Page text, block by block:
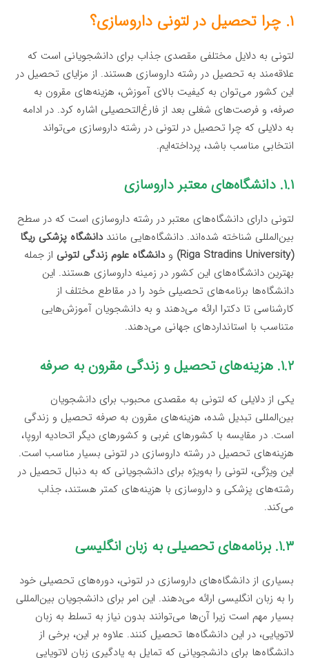
۱. چرا تحصیل در لتونی داروسازی؟
لتونی به دلایل مختلفی مقصدی جذاب برای دانشجویانی است که
علاقه‌مند به تحصیل در رشته داروسازی هستند. از مزایای تحصیل در
این کشور می‌توان به کیفیت بالای آموزش، هزینه‌های مقرون به
صرفه، و فرصت‌های شغلی بعد از فارغ‌التحصیلی اشاره کرد. در ادامه
به دلایلی که چرا تحصیل در لتونی در رشته داروسازی می‌تواند
انتخابی مناسب باشد، پرداخته‌ایم.
۱.۱. دانشگاه‌های معتبر داروسازی
لتونی دارای دانشگاه‌های معتبر در رشته داروسازی است که در سطح
بین‌المللی شناخته شده‌اند. دانشگاه‌هایی ماننددانشگاه پزشکی ریگا
(Riga Stradins University)
ودانشگاه علوم زندگی لتونی از جمله
بهترین دانشگاه‌های این کشور در زمینه داروسازی هستند. این
دانشگاه‌ها برنامه‌های تحصیلی خود را در مقاطع مختلف از
کارشناسی تا دکترا ارائه می‌دهند و به دانشجویان آموزش‌هایی
متناسب با استانداردهای جهانی می‌دهند.
۱.۲. هزینه‌های تحصیل و زندگی مقرون به صرفه
یکی از دلایلی که لتونی به مقصدی محبوب برای دانشجویان
بین‌المللی تبدیل شده، هزینه‌های مقرون به صرفه تحصیل و زندگی
است. در مقایسه با کشورهای غربی و کشورهای دیگر اتحادیه اروپا،
هزینه‌های تحصیل در رشته داروسازی در لتونی بسیار مناسب است.
این ویژگی، لتونی را به‌ویژه برای دانشجویانی که به دنبال تحصیل در
رشته‌های پزشکی و داروسازی با هزینه‌های کمتر هستند، جذاب
می‌کند.
۱.۳. برنامه‌های تحصیلی به زبان انگلیسی
بسیاری از دانشگاه‌های داروسازی در لتونی، دوره‌های تحصیلی خود
را به زبان انگلیسی ارائه می‌دهند. این امر برای دانشجویان بین‌المللی
بسیار مهم است زیرا آن‌ها می‌توانند بدون نیاز به تسلط به زبان
لاتویایی، در این دانشگاه‌ها تحصیل کنند. علاوه بر این، برخی از
دانشگاه‌ها برای دانشجویانی که تمایل به یادگیری زبان لاتویایی